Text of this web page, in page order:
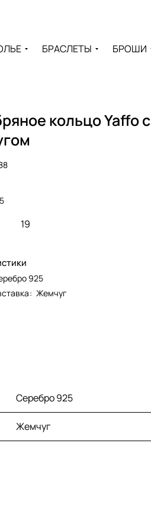
БРАСЛЕТЫ БРОШИ
кольцо Yaffo с
19
925
: Жемчуг
Серебро 925
Жемчуг